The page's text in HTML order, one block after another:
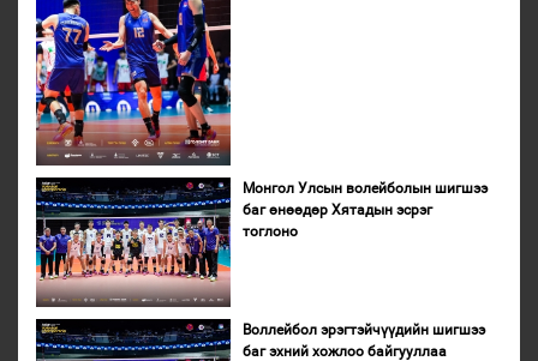
Монгол Улсын волейболын шигшээ
баг өнөөдөр Хятадын эсрэг
тоглоно
Воллейбол эрэгтэйчүүдийн шигшээ
баг эхний хожлоо байгууллаа